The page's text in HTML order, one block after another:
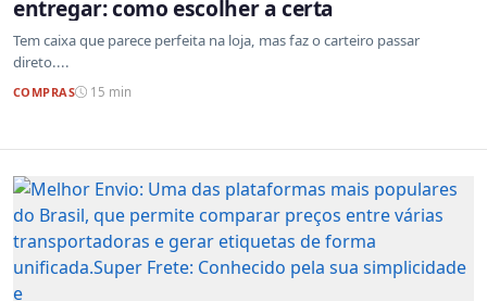
entregar: como escolher a certa
Tem caixa que parece perfeita na loja, mas faz o carteiro passar
direto....
COMPRAS 15 min